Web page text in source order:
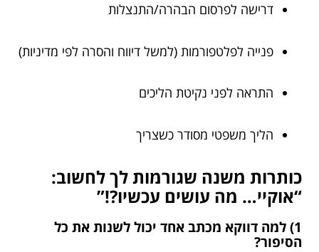
דרישה לפרסום הבהרה/התנצלות
פנייה לפלטפורמות (למשל דיווח והסרה לפי מדיניות)
התראה לפני נקיטת הליכים
הליך משפטי מסודר כשצריך
כותרות משנה שגורמות לך לחשוב:
“אוקיי… מה עושים עכשיו?!”
1) למה דווקא מכתב אחד יכול לשנות את כל
הסיפור?